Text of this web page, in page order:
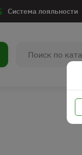
Система лояльности